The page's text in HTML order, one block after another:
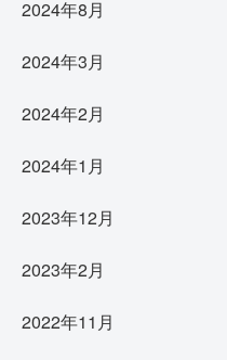
2024年8月
2024年3月
2024年2月
2024年1月
2023年12月
2023年2月
2022年11月